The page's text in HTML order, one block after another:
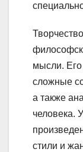
мысли. Его
сложные
а также
человека.
стили и